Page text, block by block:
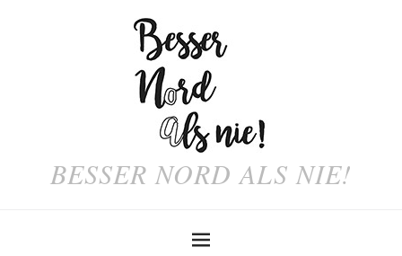
BESSER NORD ALS NIE!